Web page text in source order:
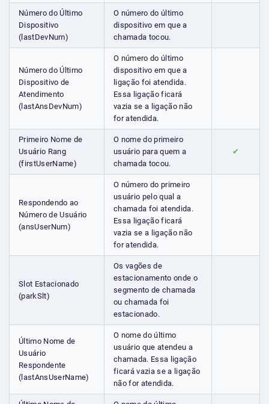
Número do Último
Dispositivo
(lastDevNum)
O número do último
dispositivo em que a
chamada tocou.
Número do Último
Dispositivo de
Atendimento
(lastAnsDevNum)
O número do último
dispositivo em que a
ligação foi atendida.
Essa ligação ficará
vazia se a ligação não
for atendida.
Primeiro Nome de
Usuário Rang
(firstUserName)
O nome do primeiro
usuário para quem a
chamada tocou.
✔
Respondendo ao
Número de Usuário
(ansUserNum)
O número do primeiro
usuário pelo qual a
chamada foi atendida.
Essa ligação ficará
vazia se a ligação não
for atendida.
Slot Estacionado
(parkSlt)
Os vagões de
estacionamento onde o
segmento de chamada
ou chamada foi
estacionado.
Último Nome de
Usuário
Respondente
(lastAnsUserName)
O nome do último
usuário que atendeu a
chamada. Essa ligação
ficará vazia se a ligação
não for atendida.